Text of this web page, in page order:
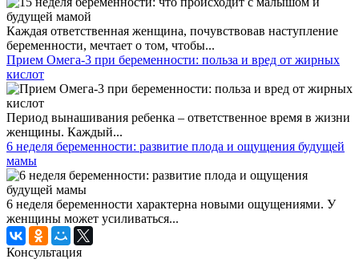
Каждая ответственная женщина, почувствовав наступление
беременности, мечтает о том, чтобы...
Прием Омега-3 при беременности: польза и вред от жирных
кислот
Период вынашивания ребенка – ответственное время в жизни
женщины. Каждый...
6 неделя беременности: развитие плода и ощущения будущей
мамы
6 неделя беременности характерна новыми ощущениями. У
женщины может усиливаться...
Консультация